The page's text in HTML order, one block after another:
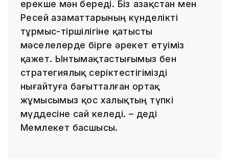
ерекше мән береді. Біз Қазақстан мен
Ресей азаматтарының күнделікті
тұрмыс-тіршілігіне қатысты
мәселелерде бірге әрекет етуіміз
қажет. Ынтымақтастығымыз бен
стратегиялық серіктестігімізді
нығайтуға бағытталған ортақ
жұмысымыз қос халықтың түпкі
мүддесіне сай келеді. – деді
Мемлекет басшысы.